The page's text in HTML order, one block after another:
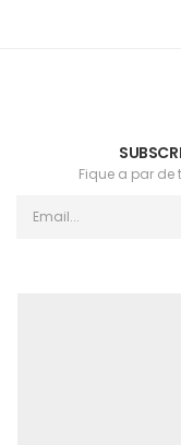
Fique a par